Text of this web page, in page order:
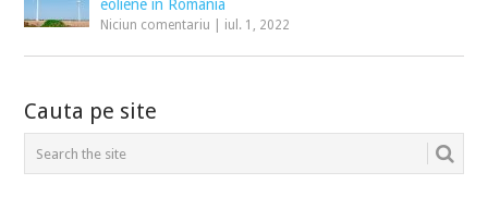
eoliene în România
Niciun comentariu iul. 1, 2022
Cauta pe site